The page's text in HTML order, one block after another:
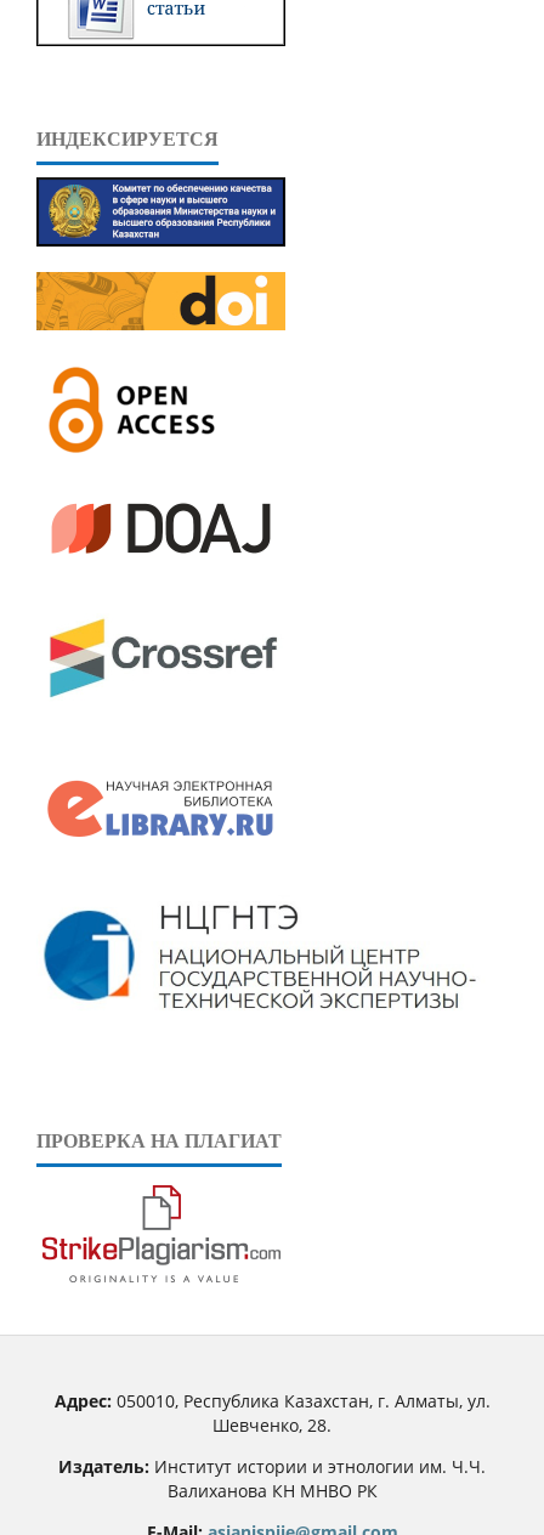
ИНДЕКСИРУЕТСЯ
ПРОВЕРКА НА ПЛАГИАТ
Адрес:050010, Республика Казахстан, г. Алматы, ул.
Шевченко, 28.
Издатель: Институт истории и этнологии им. Ч.Ч.
Валиханова КН МНВО РК